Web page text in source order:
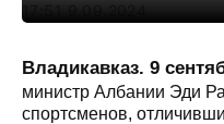
17:51 9.09.2024
Владикавказ. 9
министр Албании Эди
спортсменов,